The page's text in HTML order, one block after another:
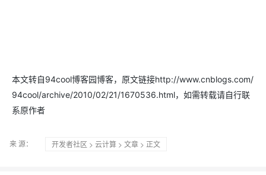
本文转自94cool博客园博客，原文链接http://www.cnblogs.com/
94cool/archive/2010/02/21/1670536.html，如需转载请自行联
系原作者
来 源： 开发者社区 > 云计算 > 文章 > 正文